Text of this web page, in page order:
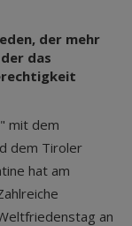
der mehr
das
mit dem
dem Tiroler
hat am
an